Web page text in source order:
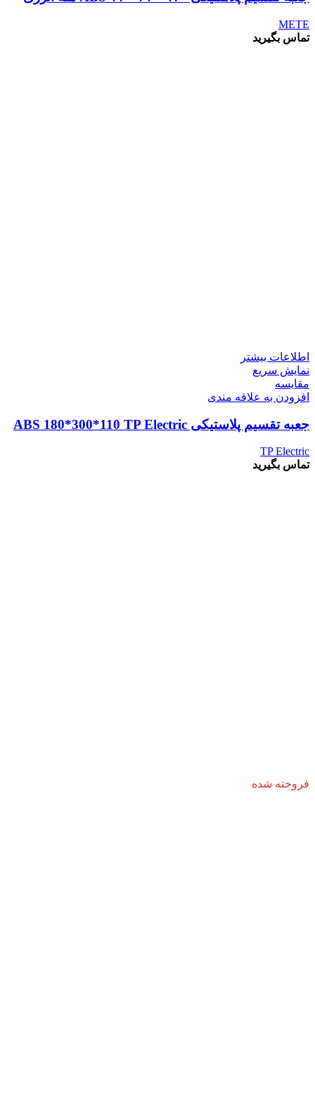
METE
تماس بگیرید
اطلاعات بیشتر
نمایش سریع
مقايسه
افزودن به علاقه مندی
جعبه تقسیم پلاستیکی ABS 180*300*110 TP Electric
TP Electric
تماس بگیرید
فروخته شده